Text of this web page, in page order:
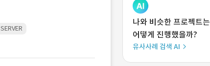
SERVER
나와 비슷한 프로젝트는
어떻게 진행했을까?
유사사례 검색 AI